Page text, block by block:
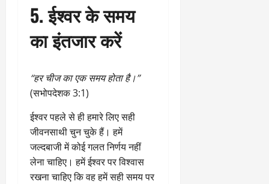
5. ईश्वर के समय
का इंतजार करें
“हर चीज का एक समय होता है।”
(सभोपदेशक 3:1)
ईश्वर पहले से ही हमारे लिए सही
जीवनसाथी चुन चुके हैं। हमें
जल्दबाजी में कोई गलत निर्णय नहीं
लेना चाहिए। हमें ईश्वर पर विश्वास
रखना चाहिए कि वह हमें सही समय पर